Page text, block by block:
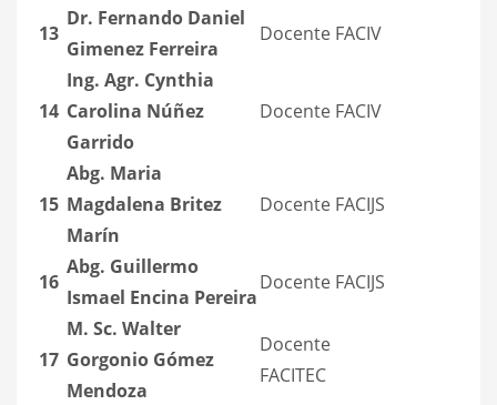
13
Dr. Fernando Daniel
Gimenez Ferreira
Docente FACIV
14
Ing. Agr. Cynthia
Carolina Núñez
Garrido
Docente FACIV
15
Abg. Maria
Magdalena Britez
Marín
Docente FACIJS
16
Abg. Guillermo
Ismael Encina Pereira
Docente FACIJS
17
M. Sc. Walter
Gorgonio Gómez
Mendoza
Docente
FACITEC